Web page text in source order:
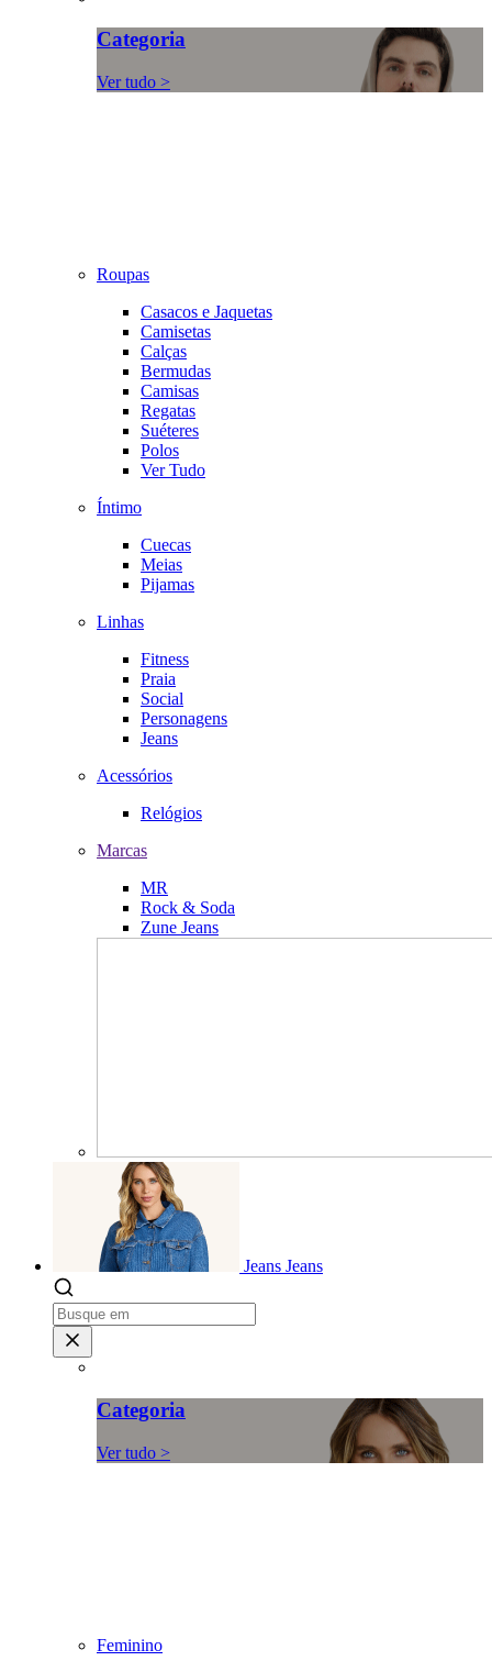
Categoria
Ver tudo >
Roupas
Casacos e Jaquetas
Camisetas
Calças
Bermudas
Camisas
Regatas
Suéteres
Polos
Ver Tudo
Íntimo
Cuecas
Meias
Pijamas
Linhas
Fitness
Praia
Social
Personagens
Jeans
Acessórios
Relógios
Marcas
MR
Rock & Soda
Zune Jeans
Jeans Jeans
Categoria
Ver tudo >
Feminino